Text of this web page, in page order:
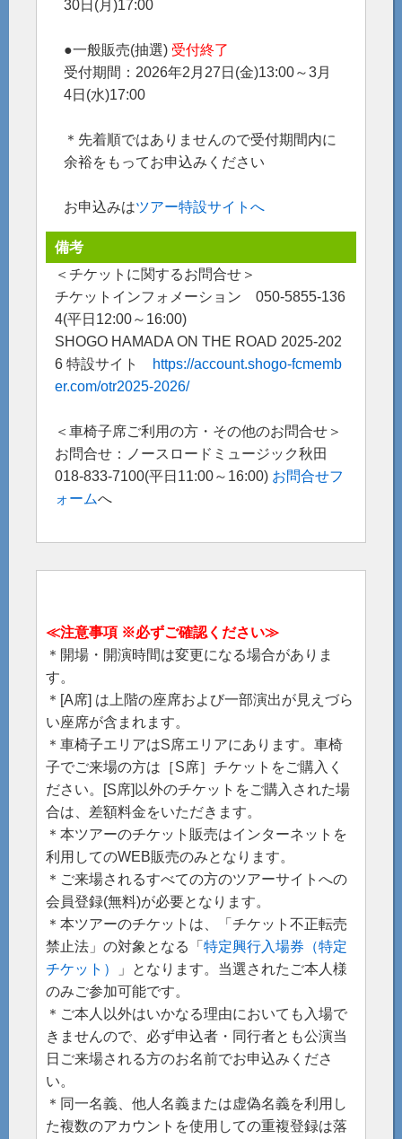
30日(月)17:00
●一般販売(抽選) 受付終了
受付期間：2026年2月27日(金)13:00～3月
4日(水)17:00
＊先着順ではありませんので受付期間内に
余裕をもってお申込みください
お申込みはツアー特設サイトへ
備考
＜チケットに関するお問合せ＞
チケットインフォメーション 050-5855-136
4(平日12:00～16:00)
SHOGO HAMADA ON THE ROAD 2025-202
6 特設サイト
https://account.shogo-fcmemb
er.com/otr2025-2026/
＜車椅子席ご利用の方・その他のお問合せ＞
お問合せ：ノースロードミュージック秋田
018-833-7100(平日11:00～16:00) お問合せフ
ォームへ
≪注意事項 ※必ずご確認ください≫
＊開場・開演時間は変更になる場合がありま
す。
＊[A席] は上階の座席および一部演出が見えづら
い座席が含まれます。
＊車椅子エリアはS席エリアにあります。車椅
子でご来場の方は［S席］チケットをご購入く
ださい。[S席]以外のチケットをご購入された場
合は、差額料金をいただきます。
＊本ツアーのチケット販売はインターネットを
利用してのWEB販売のみとなります。
＊ご来場されるすべての方のツアーサイトへの
会員登録(無料)が必要となります。
＊本ツアーのチケットは、「チケット不正転売
禁止法」の対象となる「 特定興行入場券（特定
チケット）
」となります。当選されたご本人様
のみご参加可能です。
＊ご本人以外はいかなる理由においても入場で
きませんので、必ず申込者・同行者とも公演当
日ご来場される方のお名前でお申込みくださ
い。
＊同一名義、他人名義または虚偽名義を利用し
た複数のアカウントを使用しての重複登録は落